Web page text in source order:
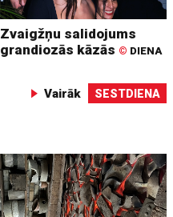
Zvaigžņu salidojums
grandiozās kāzās © DIENA
Vairāk SESTDIENA